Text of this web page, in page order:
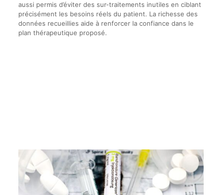
aussi permis d’éviter des sur-traitements inutiles en ciblant
précisément les besoins réels du patient. La richesse des
données recueillies aide à renforcer la confiance dans le
plan thérapeutique proposé.